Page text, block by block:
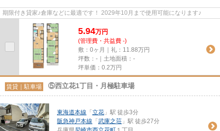
期限付き貸家♪倉庫などに最適です！ 2029年10月まで使用可能になります♪
5.94万円
(管理費・共益費 -)
敷：0ヶ月｜礼：11.88万円
坪数：-｜土地面積：-
坪単価： 0.2万円
賃貸｜駐車場 ⑤西立花1丁目・月極駐車場
東海道本線 「 立花 」駅 徒歩3分
阪急神戸本線 「 武庫之荘 」駅 徒歩27分